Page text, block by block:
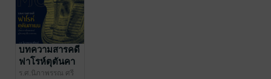
บทความสารคดี
ฟาโรห์ตุตันคา
เมน ปริศนาการ
ร.ศ.นิภาพรรณ ศรี